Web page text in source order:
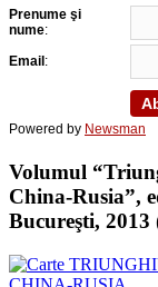
Prenume şi
nume:
Email :
Powered by Newsman
Volumul
China-Rusia”,
Bucureşti,